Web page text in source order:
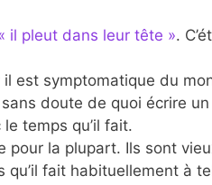
il pleut dans leur tête ».
est symptomatique du
doute de quoi écrire
temps qu’il fait.
pour la plupart. Ils sont
qu’il fait habituellement à